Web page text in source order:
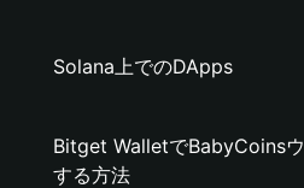
Solana上でのDApps
Bitget WalletでBabyCoins
する方法